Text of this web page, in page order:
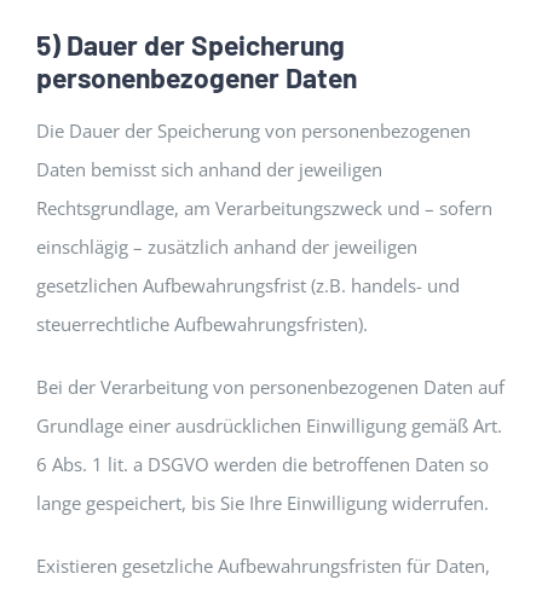
5) Dauer der Speicherung
personenbezogener Daten
Die Dauer der Speicherung von personenbezogenen
Daten bemisst sich anhand der jeweiligen
Rechtsgrundlage, am Verarbeitungszweck und – sofern
einschlägig – zusätzlich anhand der jeweiligen
gesetzlichen Aufbewahrungsfrist (z.B. handels- und
steuerrechtliche Aufbewahrungsfristen).
Bei der Verarbeitung von personenbezogenen Daten auf
Grundlage einer ausdrücklichen Einwilligung gemäß Art.
6 Abs. 1 lit. a DSGVO werden die betroffenen Daten so
lange gespeichert, bis Sie Ihre Einwilligung widerrufen.
Existieren gesetzliche Aufbewahrungsfristen für Daten,